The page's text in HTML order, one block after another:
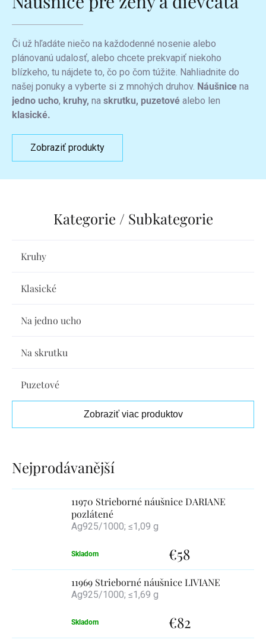
Či už hľadáte niečo na každodenné nosenie alebo
plánovanú udalosť, alebo chcete prekvapiť niekoho
blízkeho, tu nájdete to, čo po čom túžite. Nahliadnite do
našej ponuky a vyberte si z mnohých druhov. Náušnice na
jedno ucho, kruhy, na skrutku, puzetové alebo len
klasické.
Zobraziť produkty
Kruhy
Klasické
Na jedno ucho
Na skrutku
Puzetové
Zobraziť viac produktov
11970 Strieborné náušnice DARIANE
pozlátené
Ag925/1000; ≤1,09 g
Skladom €58
11969 Strieborné náušnice LIVIANE
Ag925/1000; ≤1,69 g
Skladom €82
Výpis
produktov